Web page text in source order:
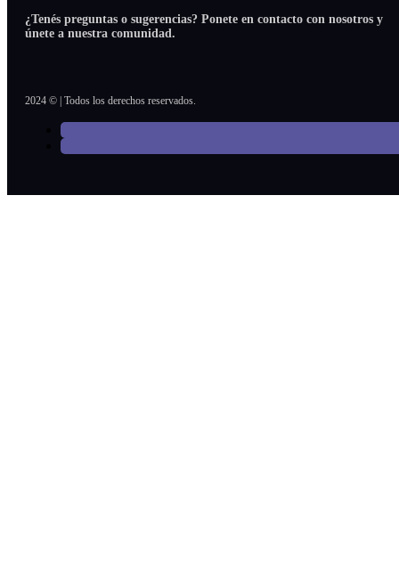
¿Tenés preguntas o sugerencias? Ponete en contacto con nosotros y
únete a nuestra comunidad.
2024 © | Todos los derechos reservados.